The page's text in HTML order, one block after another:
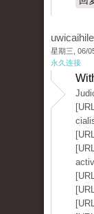
星期三, 06/
永久连接